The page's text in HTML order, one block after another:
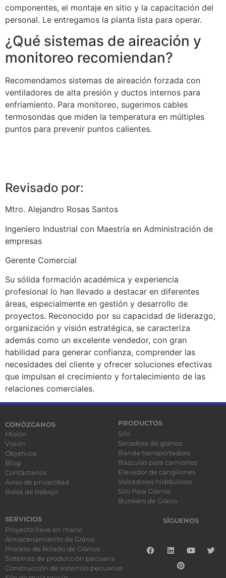
componentes, el montaje en sitio y la capacitación del
personal. Le entregamos la planta lista para operar.
¿Qué sistemas de aireación y
monitoreo recomiendan?
Recomendamos sistemas de aireación forzada con
ventiladores de alta presión y ductos internos para
enfriamiento. Para monitoreo, sugerimos cables
termosondas que miden la temperatura en múltiples
puntos para prevenir puntos calientes.
Revisado por:
Mtro. Alejandro Rosas Santos
Ingeniero Industrial con Maestría en Administración de
empresas
Gerente Comercial
Su sólida formación académica y experiencia
profesional lo han llevado a destacar en diferentes
áreas, especialmente en gestión y desarrollo de
proyectos. Reconocido por su capacidad de liderazgo,
organización y visión estratégica, se caracteriza
además como un excelente vendedor, con gran
habilidad para generar confianza, comprender las
necesidades del cliente y ofrecer soluciones efectivas
que impulsan el crecimiento y fortalecimiento de las
relaciones comerciales.
CONÓZCANOS
Misión
Visión
Objetivos
Blog
Contáctanos
Aviso de privacidad
Bolsa de trabajo
PRODUCTOS
Silo
Secadora de granos
Banda transportadora
Básculas para camiones
Elevador de cangilones
Volcadores hidráulicos
Silo Para Granos
Bunkers de Grano
SERVICIOS
Proyecto llave en mano
Almacenamiento de Grano
Proceso de Rolado de Granos
Sistemas de producción pecuaria
Construcción de sistemas pecuarios
SÍGUENOS